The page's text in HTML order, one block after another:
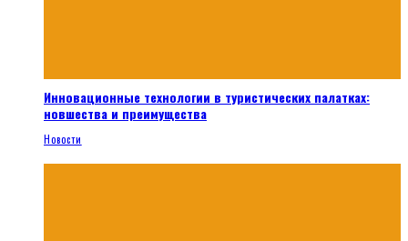
Инновационные технологии в туристических палатках:
новшества и преимущества
Новости